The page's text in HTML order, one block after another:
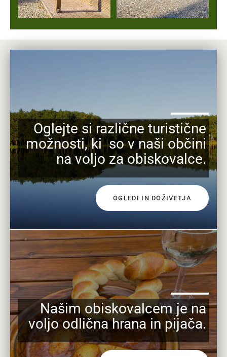
Oglejte si različne turistične
možnosti, ki so v naši občini
na voljo za obiskovalce.
OGLEDI IN DOŽIVETJA
Našim obiskovalcem je na
voljo odlična hrana in pijača.